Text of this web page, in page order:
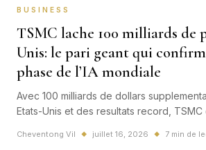
BUSINESS
TSMC lache 100 milliards de
Unis: le pari geant qui
phase de l’IA mondiale
Avec 100 milliards de dollars
Etats-Unis et des resultats record,
Cheventong Vil ◆ juillet 16, 2026 ◆ 7 min de